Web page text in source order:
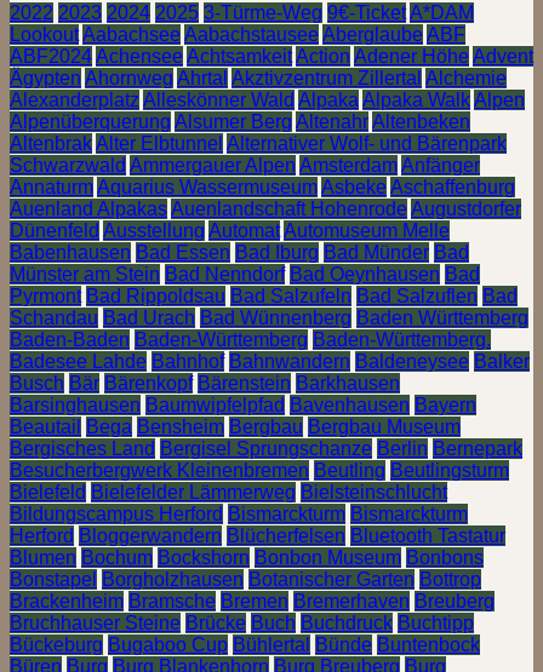
2022 2023 2024 2025 3-Türme-Weg 9€-TicketA*DAM
LookoutAabachseeAabachstauseeAberglaubeABF
ABF2024AchenseeAchtsamkeitAction Adener HöheAdvent
Ägypten Ahornweg Ahrtal Akztivzentrum Zillertal Alchemie
Alexanderplatz Alleskönner Wald Alpaka Alpaka WalkAlpen
Alpenüberquerung Alsumer Berg AltenahrAltenbeken
AltenbrakAlter Elbtunnel Alternativer Wolf- und Bärenpark
Schwarzwald Ammergauer Alpen AmsterdamAnfänger
AnnaturmAquarius WassermuseumAsbekeAschaffenburg
Auenland AlpakasAuenlandschaft HohenrodeAugustdorfer
Dünenfeld Ausstellung AutomatAutomuseum Melle
Babenhausen Bad Essen Bad Iburg Bad Münder Bad
Münster am Stein Bad Nenndorf Bad Oeynhausen Bad
Pyrmont Bad Rippoldsau Bad Salzufeln Bad Salzuflen Bad
Schandau Bad Urach Bad Wünnenberg Baden Württemberg
Baden-Baden Baden-Württemberg Baden-Württemberg.
Badesee Lahde Bahnhof Bahnwandern Baldeneysee Balker
Busch Bär Bärenkopf Bärenstein Barkhausen
Barsinghausen Baumwipfelpfad Bavenhausen Bayern
Beautail
Bega Bensheim Bergbau Bergbau Museum
Bergisches Land Bergisel Sprungschanze Berlin Bernepark
Besucherbergwerk Kleinenbremen Beutling Beutlingsturm
Bielefeld Bielefelder Lämmerweg Bielsteinschlucht
Bildungscampus Herford Bismarckturm Bismarckturm
Herford Bloggerwandern Blücherfelsen Bluetooth Tastatur
Blumen Bochum Bockshorn Bonbon Museum Bonbons
Bonstapel Borgholzhausen Botanischer Garten Bottrop
Brackenheim Bramsche Bremen Bremerhaven Breuberg
Bruchhauser Steine Brücke Buch Buchdruck Buchtipp
Bückeburg Bugaboo Cup Bühlertal Bünde Buntenbock
Büren Burg Burg Blankenhorn Burg Breuberg Burg